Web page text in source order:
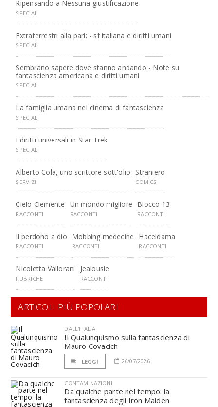
Ripensando a Nessuna giustificazione
SPECIALI
Extraterrestri alla pari: - sf italiana e diritti umani
SPECIALI
Sembrano sapere dove stanno andando - Note su
fantascienza americana e diritti umani
SPECIALI
La famiglia umana nel cinema di fantascienza
SPECIALI
I diritti universali in Star Trek
SPECIALI
Alberto Cola, uno scrittore sott'olio
SERVIZI
Straniero
COMICS
Cielo Clemente
RACCONTI
Un mondo migliore
RACCONTI
Blocco 13
RACCONTI
Il perdono a dio
RACCONTI
Mobbing medecine
RACCONTI
Haceldama
RACCONTI
Nicoletta Vallorani
RUBRICHE
Jealousie
RACCONTI
ARTICOLI PIÙ POPOLARI
DALL'ITALIA
Il Qualunquismo sulla fantascienza di
Mauro Covacich
LEGGI 26/07/2026
CONTAMINAZIONI
Da qualche parte nel tempo: la
fantascienza degli Iron Maiden